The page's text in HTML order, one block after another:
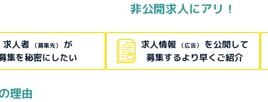
非公開求人にアリ！
求人者 （募集先）
が
集を秘密にしたい
求人情報 （広告）
を公開して
募集するより早くご紹介
理由